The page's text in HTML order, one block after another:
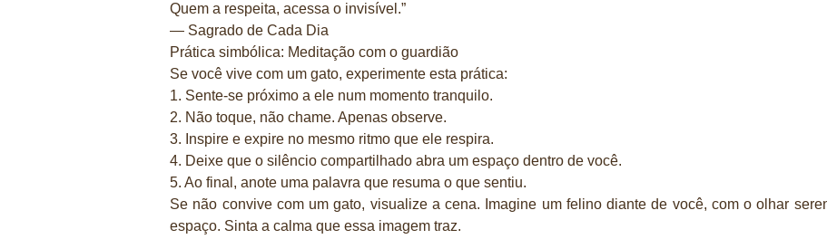
Quem a respeita, acessa o invisível.”
— Sagrado de Cada Dia
Prática simbólica: Meditação com o guardião
Se você vive com um gato, experimente esta prática:
1. Sente-se próximo a ele num momento tranquilo.
2. Não toque, não chame. Apenas observe.
3. Inspire e expire no mesmo ritmo que ele respira.
4. Deixe que o silêncio compartilhado abra um espaço dentro de você.
5. Ao final, anote uma palavra que resuma o que sentiu.
Se não convive com um gato, visualize a cena. Imagine um felino diante de você, com o olhar
espaço. Sinta a calma que essa imagem traz.